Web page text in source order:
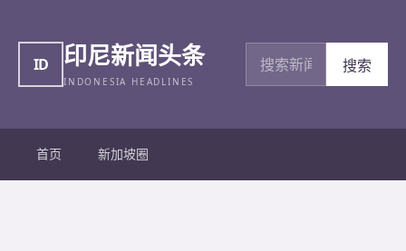
ID 印尼新闻头条
INDONESIA HEADLINES
搜索新闻
搜索
首页 新加坡圈